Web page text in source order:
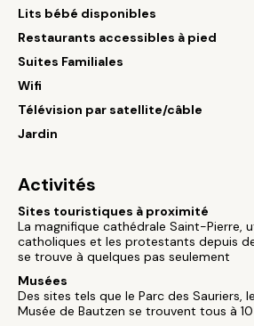
Lits bébé disponibles
Restaurants accessibles à pied
Suites Familiales
Wifi
Télévision par satellite/câble
Jardin
Activités
Sites touristiques à proximité
La magnifique cathédrale Saint-Pierre,
catholiques et les protestants depuis
se trouve à quelques pas seulement
Musées
Des sites tels que le Parc des Sauriers,
Musée de Bautzen se trouvent tous à